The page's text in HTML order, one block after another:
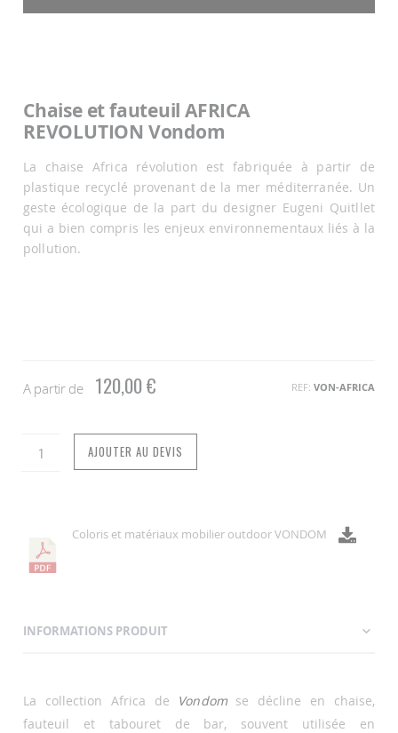
Galerie
d’images
Chaise et fauteuil AFRICA
REVOLUTION Vondom
La chaise Africa révolution est fabriquée à partir de
plastique recyclé provenant de la mer méditerranée. Un
geste écologique de la part du designer Eugeni Quitllet
qui a bien compris les enjeux environnementaux liés à la
pollution.
A partir de 120,00 € REF VON-AFRICA
AJOUTER AU DEVIS
Coloris et matériaux mobilier outdoor VONDOM
INFORMATIONS PRODUIT
La collection Africa de Vondomse décline en chaise,
fauteuil et tabouret de bar, souvent utilisée en